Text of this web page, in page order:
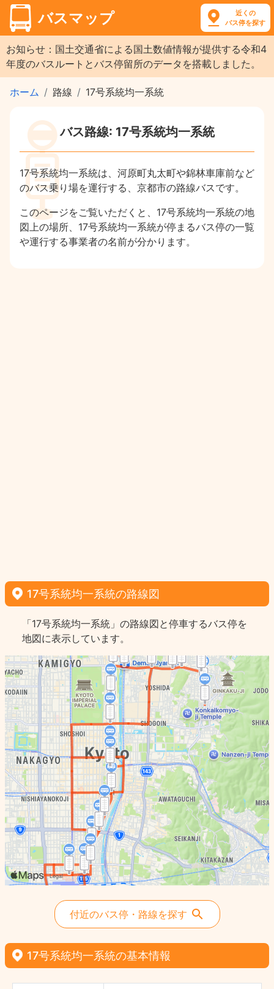
バスマップ
近くの
バス停を探す
お知らせ：国土交通省による国土数値情報が提供する令和4
年度のバスルートとバス停留所のデータを搭載しました。
ホーム 路線 17号系統均一系統
バス路線: 17号系統均一系統
17号系統均一系統は、河原町丸太町や錦林車庫前など
のバス乗り場を運行する、京都市の路線バスです。
このページをご覧いただくと、17号系統均一系統の地
図上の場所、17号系統均一系統が停まるバス停の一覧
や運行する事業者の名前が分かります。
17号系統均一系統の路線図
「17号系統均一系統」の路線図と停車するバス停を
地図に表示しています。
付近のバス停・路線を探す
17号系統均一系統の基本情報